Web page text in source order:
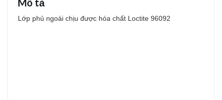
Mô tả
Lớp phủ ngoài chịu được hóa chất Loctite 96092